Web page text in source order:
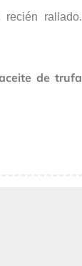
recién rallado.
de trufa